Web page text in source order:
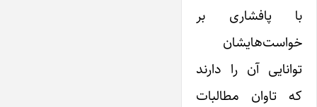
با پافشاری بر
خواست‌هایشان
توانایی آن را دارند
که تاوان مطالبات